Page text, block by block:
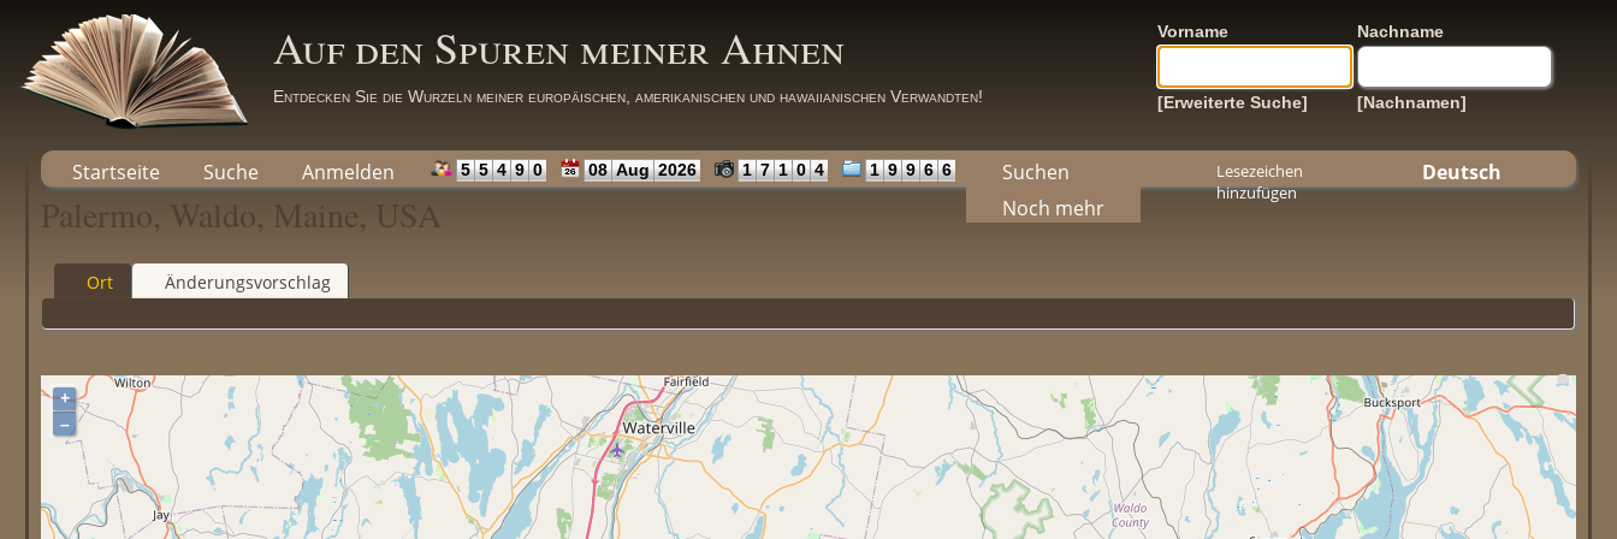
Auf den Spuren meiner Ahnen
Entdecken Sie die Wurzeln meiner europäischen, amerikanischen und hawaiianischen Verwandten!
Vorname Nachname
[Erweiterte Suche] [Nachnamen]
Startseite Suche Anmelden 5 5 4 9 0 08 Aug 2026 1 7 1 0 4 1 9 9 6 6
Suchen
Noch mehr
Lesezeichen
hinzufügen
Deutsch
Palermo, Waldo, Maine, USA
Ort Änderungsvorschlag
+
–